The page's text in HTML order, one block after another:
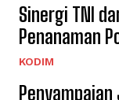
Sinergi TNI
Penanaman
KODIM